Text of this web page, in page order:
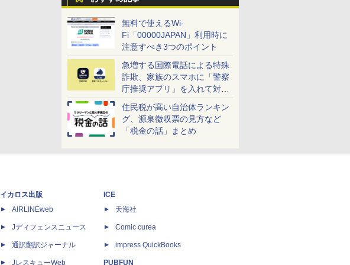
無料で使えるWi-
Fi「00000JAPAN」利用時に
注意すべき3つのポイント
急増する国際電話による特殊
詐欺、家族のスマホに「警察
庁推奨アプリ」を入れて対策
しよう！
住民税が高い自治体ランキン
グ、源泉徴収票の見方など
「税金の話」まとめ
イカロス出版
AIRLINEweb
Jディフェンスニュース
通訳翻訳ジャーナル
JレスキューWeb
ICE
天海社
Comic curea
impress QuickBooks
PUBFUN